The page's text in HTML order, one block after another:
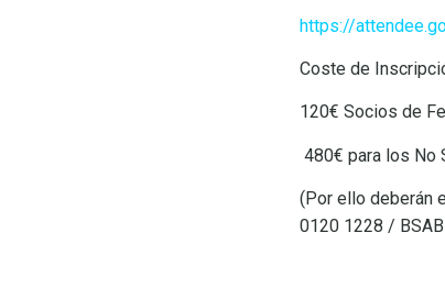
https://
Coste de
120€ Socios de
480€ para los No
(Por ello deberán
0120 1228 /